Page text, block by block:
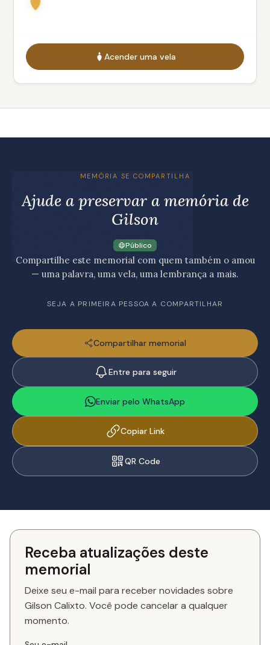
Acender uma vela
MEMÓRIA SE COMPARTILHA
Ajude a preservar a memória de
Gilson
Público
Compartilhe este memorial com quem também o amou
— uma palavra, uma vela, uma lembrança a mais.
SEJA A PRIMEIRA PESSOA A COMPARTILHAR
Compartilhar memorial
Entre para seguir
Enviar pelo WhatsApp
Copiar Link
QR Code
Receba atualizações deste
memorial
Deixe seu e-mail para receber novidades sobre
Gilson Calixto. Você pode cancelar a qualquer
momento.